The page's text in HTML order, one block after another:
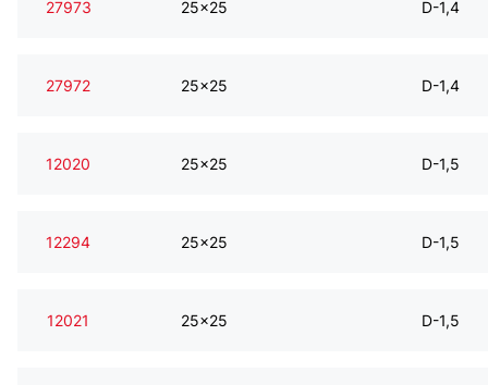
27973 25x25 D-1,4
27972 25x25 D-1,4
12020 25x25 D-1,5
12294 25x25 D-1,5
12021 25x25 D-1,5